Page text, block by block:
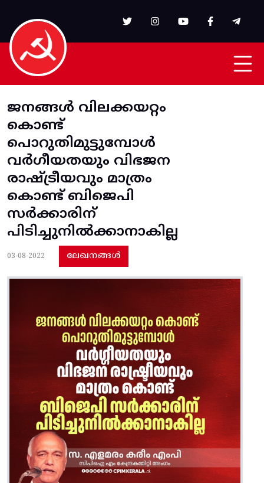
ജനങ്ങൾ വിലക്കയറ്റം
കൊണ്ട്
പൊറുതിമുട്ടുമ്പോൾ
വർഗീയതയും വിഭജന
രാഷ്ട്രീയവും മാത്രം
കൊണ്ട് ബിജെപി
സർക്കാരിന്
പിടിച്ചുനിൽക്കാനാകില്ല
03-08-2022 ലേഖനങ്ങൾ